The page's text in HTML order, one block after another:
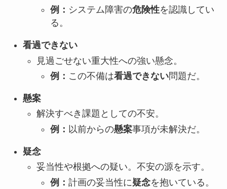
例： システム障害の危険性を認識してい
る。
看過できない
見過ごせない重大性への強い懸念。
例： この不備は看過できない問題だ。
懸案
解決すべき課題としての不安。
例： 以前からの懸案事項が未解決だ。
疑念
妥当性や根拠への疑い。不安の源を示す。
例： 計画の妥当性に疑念を抱いている。